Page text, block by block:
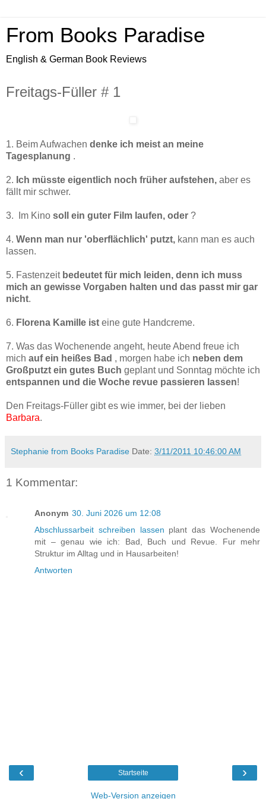
From Books Paradise
English & German Book Reviews
Freitags-Füller # 1
1. Beim Aufwachen denke ich meist an meine
Tagesplanung .
2. Ich müsste eigentlich noch früher aufstehen, aber es
fällt mir schwer.
3. Im Kino soll ein guter Film laufen, oder ?
4. Wenn man nur 'oberflächlich' putzt, kann man es auch
lassen.
5. Fastenzeit bedeutet für mich leiden, denn ich muss
mich an gewisse Vorgaben halten und das passt mir gar
nicht.
6. Florena Kamille ist eine gute Handcreme.
7. Was das Wochenende angeht, heute Abend freue ich
mich auf ein heißes Bad , morgen habe ich neben dem
Großputzt ein gutes Buch geplant und Sonntag möchte ich
entspannen und die Woche revue passieren lassen!
Den Freitags-Füller gibt es wie immer, bei der lieben
Barbara.
Stephanie from Books Paradise Date: 3/11/2011 10:46:00 AM
1 Kommentar:
Anonym 30. Juni 2026 um 12:08
Abschlussarbeit schreiben lassen plant das Wochenende
mit – genau wie ich: Bad, Buch und Revue. Fur mehr
Struktur im Alltag und in Hausarbeiten!
Antworten
‹ ›
Startseite
Web-Version anzeigen